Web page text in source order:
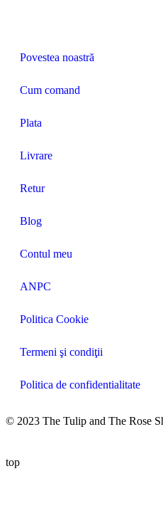
Povestea noastră
Cum comand
Plata
Livrare
Retur
Blog
Contul meu
ANPC
Politica Cookie
Termeni şi condiţii
Politica de confidentialitate
© 2023 The Tulip and The Rose
top